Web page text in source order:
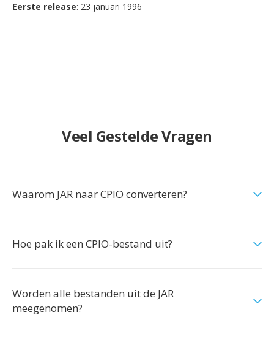
Eerste release: 23 januari 1996
Veel Gestelde Vragen
Waarom JAR naar CPIO converteren?
Hoe pak ik een CPIO-bestand uit?
Worden alle bestanden uit de JAR
meegenomen?